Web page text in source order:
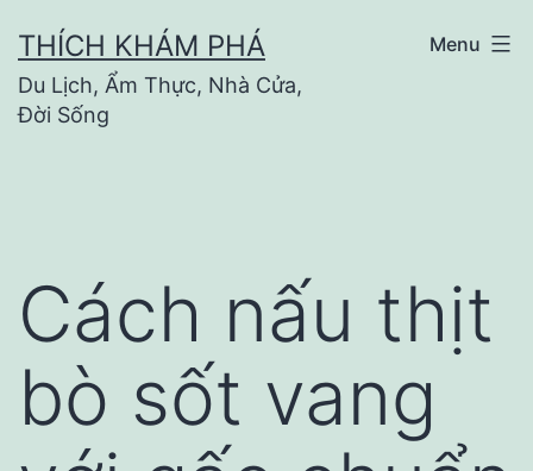
to
content
THÍCH KHÁM PHÁ
Du Lịch, Ẩm Thực, Nhà Cửa,
Đời Sống
Menu
Cách nấu thịt
bò sốt vang